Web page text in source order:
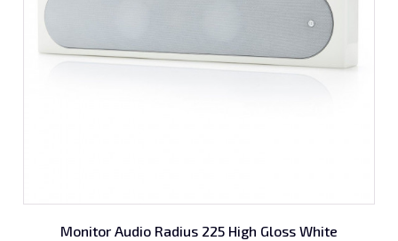
Monitor Audio Radius 225 High Gloss White